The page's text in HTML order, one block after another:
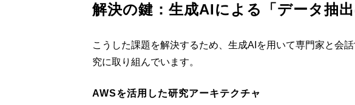
解決の鍵：生成AIによる「データ抽出
こうした課題を解決するため、生成AIを用いて専門家と会
究に取り組んでいます。
AWSを活用した研究アーキテクチャ